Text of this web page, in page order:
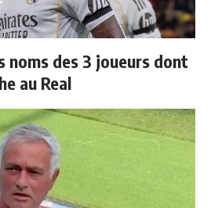
noms des 3 joueurs dont
au Real